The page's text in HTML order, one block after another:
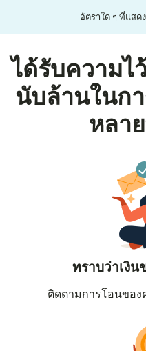
อัตราใด ๆ ที่แสด
ได้รับความไ
นับล้านในก
หลา
ทราบว่าเงิ
ติดตามการโอนขอ